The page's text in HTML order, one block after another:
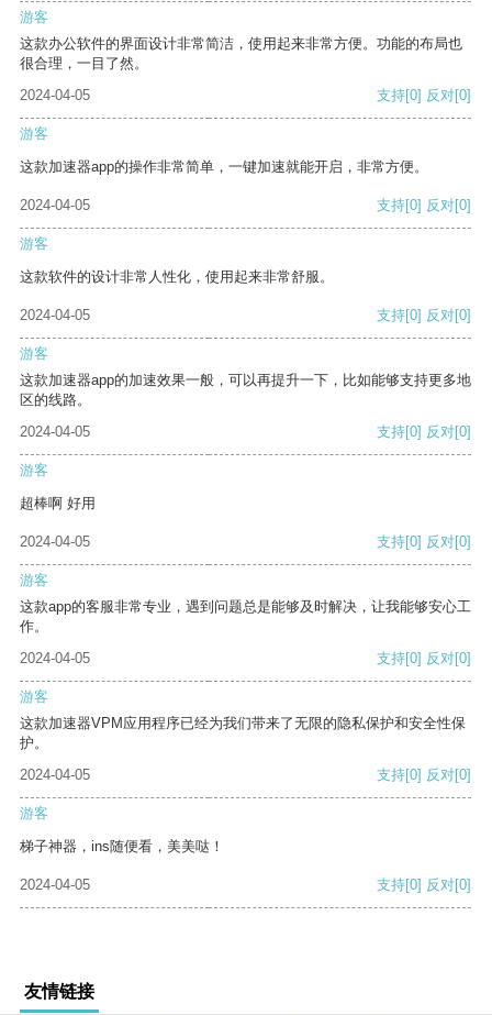
游客
这款办公软件的界面设计非常简洁，使用起来非常方便。功能的布局也
很合理，一目了然。
2024-04-05
支持[0] 反对[0]
游客
这款加速器app的操作非常简单，一键加速就能开启，非常方便。
2024-04-05 支持[0] 反对[0]
游客
这款软件的设计非常人性化，使用起来非常舒服。
2024-04-05 支持[0] 反对[0]
游客
这款加速器app的加速效果一般，可以再提升一下，比如能够支持更多地
区的线路。
2024-04-05
支持[0] 反对[0]
游客
超棒啊 好用
2024-04-05 支持[0] 反对[0]
游客
这款app的客服非常专业，遇到问题总是能够及时解决，让我能够安心工
作。
2024-04-05
支持[0] 反对[0]
游客
这款加速器VPM应用程序已经为我们带来了无限的隐私保护和安全性保
护。
2024-04-05
支持[0] 反对[0]
游客
梯子神器，ins随便看，美美哒！
2024-04-05 支持[0] 反对[0]
友情链接